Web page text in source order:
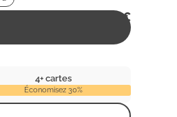
énigmatique et
2,99€
4+ cartes
Économisez 30%